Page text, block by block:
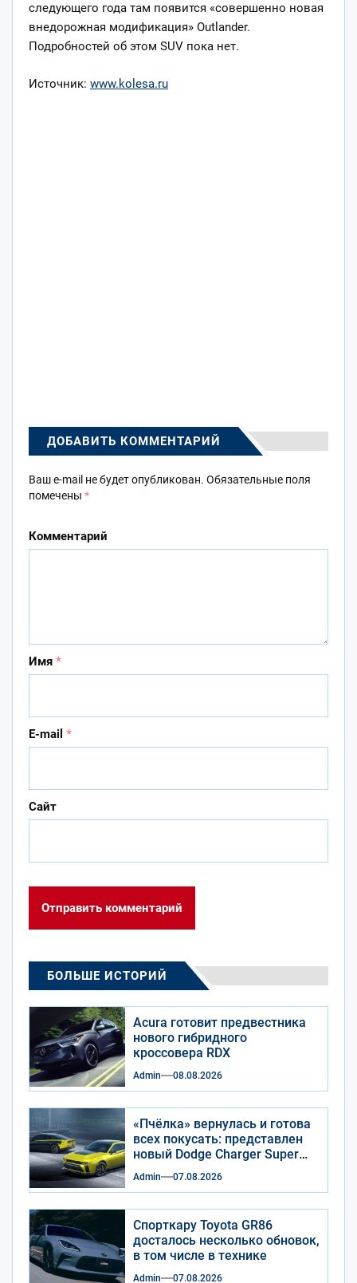
следующего года там появится «совершенно новая
внедорожная модификация» Outlander.
Подробностей об этом SUV пока нет.
Источник: www.kolesa.ru
ДОБАВИТЬ КОММЕНТАРИЙ
Ваш e-mail не будет опубликован. Обязательные поля
помечены *
Комментарий
Имя *
E-mail *
Сайт
БОЛЬШЕ ИСТОРИЙ
Acura готовит предвестника
нового гибридного
кроссовера RDX
Admin 08.08.2026
«Пчёлка» вернулась и готова
всех покусать: представлен
новый Dodge Charger Super
Bee
Admin 07.08.2026
Спорткару Toyota GR86
досталось несколько обновок,
в том числе в технике
Admin 07.08.2026